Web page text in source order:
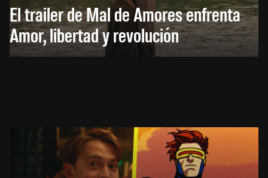
El trailer de Mal de Amores enfrenta
Amor, libertad y revolución